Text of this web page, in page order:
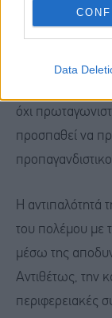
Data
στρατηγικές
με την
και να
όχι
προσπαθεί να
Η αντιπαλότητά
του πολέμου με
μέσω της
Αντιθέτως, την
περιφερειακές